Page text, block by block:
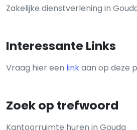
Zakelijke dienstverlening in
Interessante Links
Vraag hier een linkaan op deze
Zoek op trefwoord
Kantoorruimte huren in Gouda